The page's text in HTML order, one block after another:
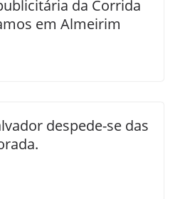
da Corrida
em Almeirim
despede-se das